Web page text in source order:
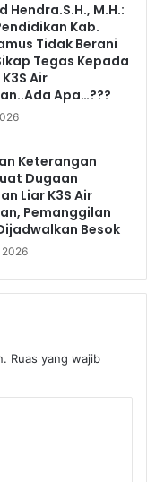
Hendra.S.H., M.H.:
Kab.
Tidak Berani
Tegas Kepada
Air
Apa…???
Keterangan
Dugaan
Liar K3S Air
Pemanggilan
Besok
2026
Ruas yang wajib